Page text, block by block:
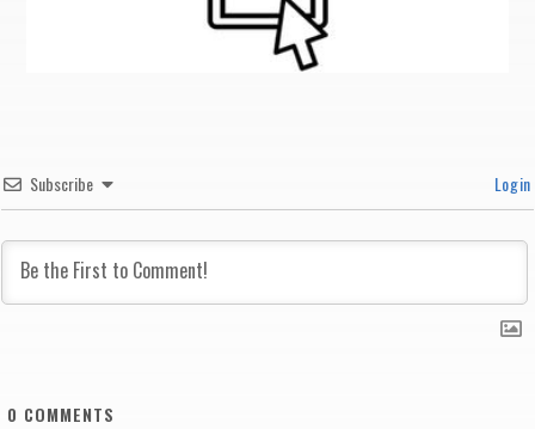
Subscribe Login
0 COMMENTS